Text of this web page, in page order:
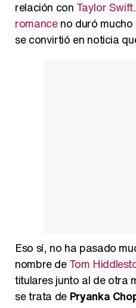
relación con Taylor Swift
romanceno duró mucho
se convirtió en noticia
Eso sí, no ha pasado
nombre deTom
titulares junto al de otra
se trata de Pryanka